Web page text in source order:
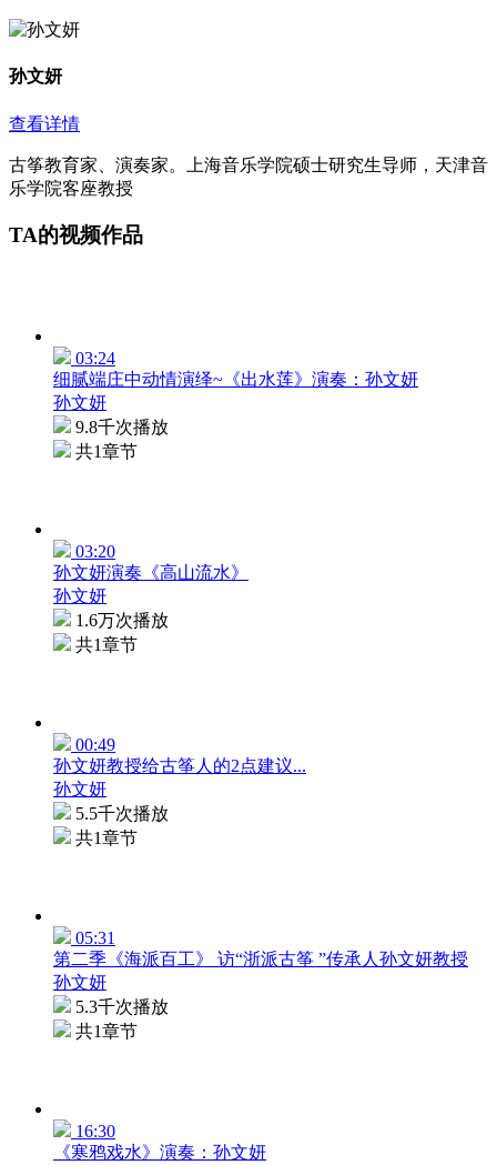
孙文妍
查看详情
古筝教育家、演奏家。上海音乐学院硕士研究生导师，天津音
乐学院客座教授
TA的视频作品
03:24
细腻端庄中动情演绎~《出水莲》演奏：孙文妍
孙文妍
9.8千次播放
共1章节
03:20
孙文妍演奏《高山流水》
孙文妍
1.6万次播放
共1章节
00:49
孙文妍教授给古筝人的2点建议...
孙文妍
5.5千次播放
共1章节
05:31
第二季《海派百工》 访“浙派古筝 ”传承人孙文妍教授
孙文妍
5.3千次播放
共1章节
16:30
《寒鸦戏水》演奏：孙文妍